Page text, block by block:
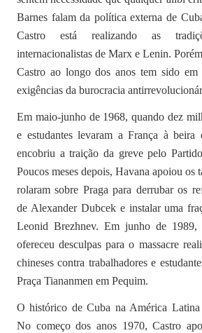
Barnes falam da política externa de
Castro está realizando as
internacionalistas de Marx e Lenin.
Castro ao longo dos anos tem sido em
exigências da burocracia
Em maio-junho de 1968, quando dez
e estudantes levaram a França à beira
encobriu a traição da greve pelo
Poucos meses depois, Havana apoiou os
rolaram sobre Praga para derrubar os
de Alexander Dubcek e instalar uma
Leonid Brezhnev. Em junho de 1989,
ofereceu desculpas para o massacre
chineses contra trabalhadores e
Praça Tiananmen em Pequim.
O histórico de Cuba na América
No começo dos anos 1970, Castro